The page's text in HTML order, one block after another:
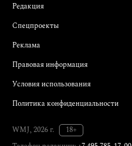
Редакция
Спецпроекты
Реклама
Правовая информация
Условия использования
Политика конфиденциальности
WMJ, 2026 г.
18+